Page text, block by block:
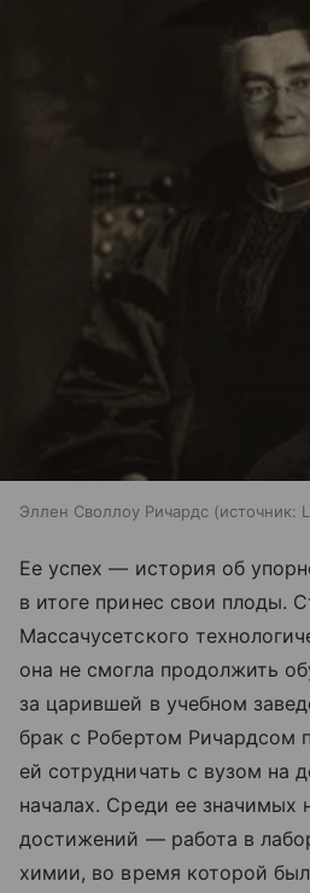
Эллен Своллоу Ричардс источник:
Ее успех — история об
в итоге принес свои плоды.
Массачусетского
она не смогла продолжить
за царившей в учебном
брак с Робертом Ричардсом
ей сотрудничать с вузом на
началах. Среди ее значимых
достижений — работа в
химии, во время которой